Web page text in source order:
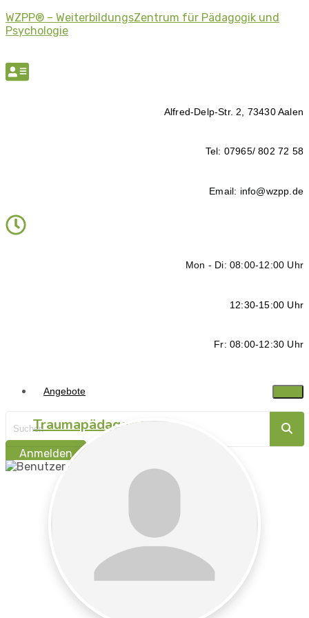
WZPP® – WeiterbildungsZentrum für Pädagogik und
Psychologie
Alfred-Delp-Str. 2, 73430 Aalen
Tel: 07965/ 802 72 58
Email: info@wzpp.de
Mon - Di: 08:00-12:00 Uhr
12:30-15:00 Uhr
Fr: 08:00-12:30 Uhr
Angebote
Traumapädagogik
Traumasensibel
Ressorcen stärken
Traumapädagogik
Anmelden